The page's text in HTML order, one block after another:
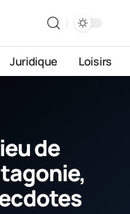
Juridique Loisirs
de